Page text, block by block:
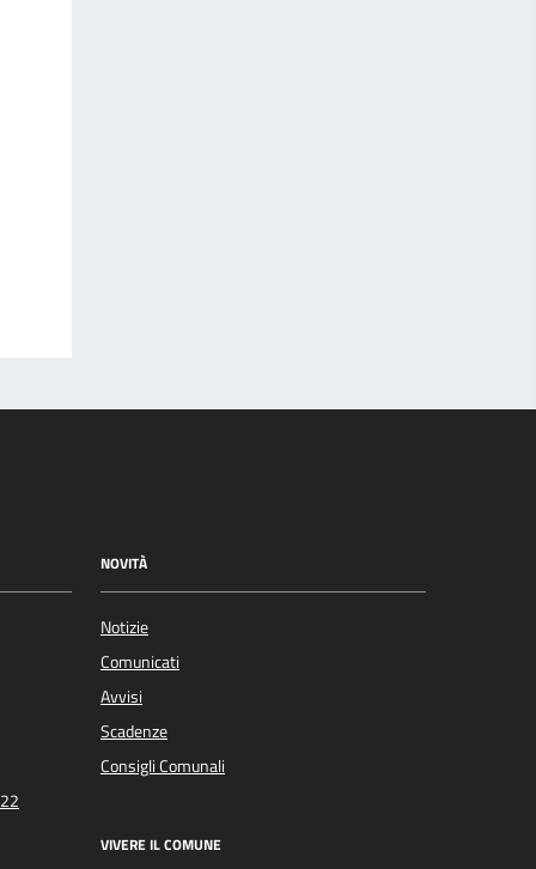
NOVITÀ
Notizie
Comunicati
Avvisi
Scadenze
Consigli Comunali
VIVERE IL COMUNE